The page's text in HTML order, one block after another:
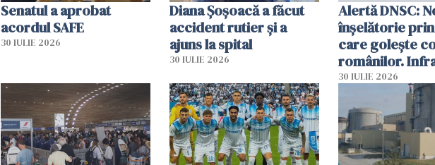
Senatul a aprobat
acordul SAFE
30 IULIE 2026
Diana Șoșoacă a făcut
accident rutier și a
ajuns la spital
30 IULIE 2026
Alertă DNSC:
înșelătorie prin
care golește
românilor.
folosesc
Ghișeul.ro și
Române
30 IULIE 2026